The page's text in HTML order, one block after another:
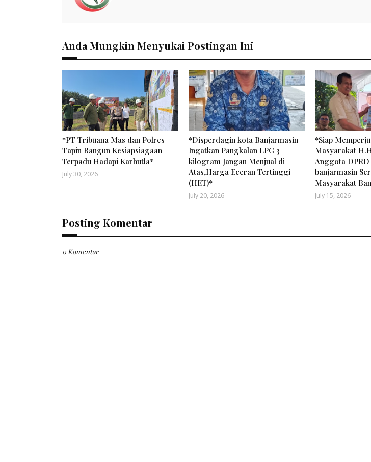
Anda Mungkin Menyukai Postingan Ini
*PT Tribuana Mas dan Polres
Tapin Bangun Kesiapsiagaan
Terpadu Hadapi Karhutla*
July 30, 2026
*Disperdagin kota Banjarmasin
Ingatkan Pangkalan LPG 3
kilogram Jangan Menjual di
Atas,Harga Eceran Tertinggi
(HET)*
July 20, 2026
*Siap
Masyarakat
Anggota
banjarmasin
Masyarakat
July 15, 2026
Posting Komentar
0 Komentar